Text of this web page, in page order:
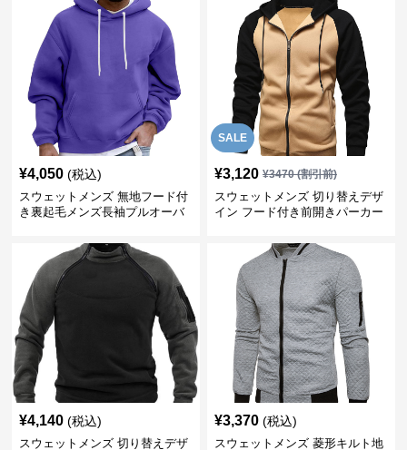
¥4,050 (税込)
スウェットメンズ 無地フード付
き裏起毛メンズ長袖プルオーバ
SALE
¥3,120 ¥3470(割引前)
スウェットメンズ 切り替えデザ
イン フード付き前開きパーカー
¥4,140 (税込)
スウェットメンズ 切り替えデザ
¥3,370 (税込)
スウェットメンズ 菱形キルト地